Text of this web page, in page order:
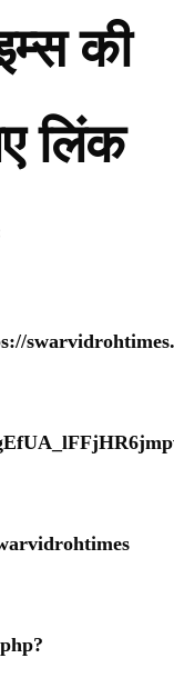
की
लिंक